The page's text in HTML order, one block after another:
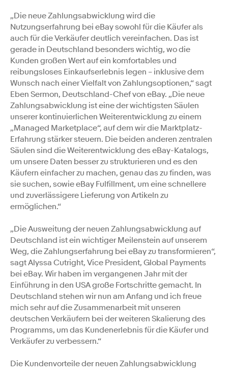
„Die neue Zahlungsabwicklung wird die
Nutzungserfahrung bei eBay sowohl für die Käufer als
auch für die Verkäufer deutlich vereinfachen. Das ist
gerade in Deutschland besonders wichtig, wo die
Kunden großen Wert auf ein komfortables und
reibungsloses Einkaufserlebnis legen – inklusive dem
Wunsch nach einer Vielfalt von Zahlungsoptionen,“ sagt
Eben Sermon, Deutschland-Chef von eBay. „Die neue
Zahlungsabwicklung ist eine der wichtigsten Säulen
unserer kontinuierlichen Weiterentwicklung zu einem
„Managed Marketplace“, auf dem wir die Marktplatz-
Erfahrung stärker steuern. Die beiden anderen zentralen
Säulen sind die Weiterentwicklung des eBay-Katalogs,
um unsere Daten besser zu strukturieren und es den
Käufern einfacher zu machen, genau das zu finden, was
sie suchen, sowie eBay Fulfillment, um eine schnellere
und zuverlässigere Lieferung von Artikeln zu
ermöglichen.“
„Die Ausweitung der neuen Zahlungsabwicklung auf
Deutschland ist ein wichtiger Meilenstein auf unserem
Weg, die Zahlungserfahrung bei eBay zu transformieren“,
sagt Alyssa Cutright, Vice President, Global Payments
bei eBay. Wir haben im vergangenen Jahr mit der
Einführung in den USA große Fortschritte gemacht. In
Deutschland stehen wir nun am Anfang und ich freue
mich sehr auf die Zusammenarbeit mit unseren
deutschen Verkäufern bei der weiteren Skalierung des
Programms, um das Kundenerlebnis für die Käufer und
Verkäufer zu verbessern.“
Die Kundenvorteile der neuen Zahlungsabwicklung